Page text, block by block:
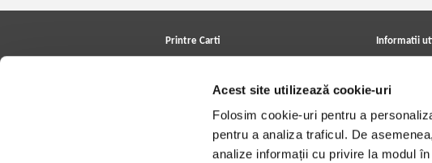
Acest site utilizează cookie-uri
Folosim cookie-uri pentru a
pentru a analiza traficul. De
analize informații cu privire la modul
Printre Carti
Cele mai căutate cărți
Blog Printre Carti
Cărţi sub 5 lei
Informatii
Contact
Politica de
Angajari -